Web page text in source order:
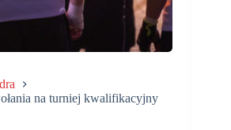
na turniej kwalifikacyjny